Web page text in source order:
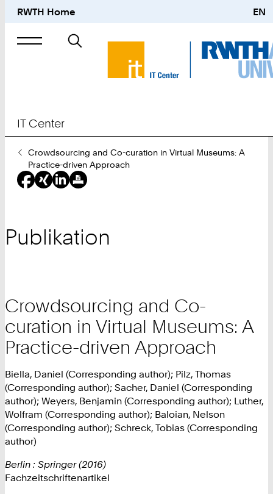
RWTH Home EN
Suche
nach
IT Center
Sie
sind
hier:
Crowdsourcing and Co-curation in Virtual Museums: A
Practice-driven Approach
Publikation
Crowdsourcing and Co-
curation in Virtual Museums: A
Practice-driven Approach
Biella, Daniel (Corresponding author); Pilz, Thomas
(Corresponding author); Sacher, Daniel (Corresponding
author); Weyers, Benjamin (Corresponding author); Luther,
Wolfram (Corresponding author); Baloian, Nelson
(Corresponding author); Schreck, Tobias (Corresponding
author)
Berlin : Springer (2016)
Fachzeitschriftenartikel